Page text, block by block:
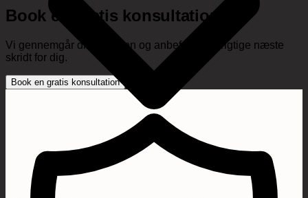
Book en gratis konsultation
Vi gennemgår din situation og anbefaler det rigtige næste
skridt for dig.
Book en gratis konsultation